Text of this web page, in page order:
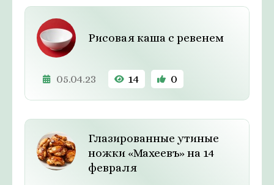
Рисовая каша с ревенем
05.04.23 14 0
Глазированные утиные
ножки «Махеевъ» на 14
февраля